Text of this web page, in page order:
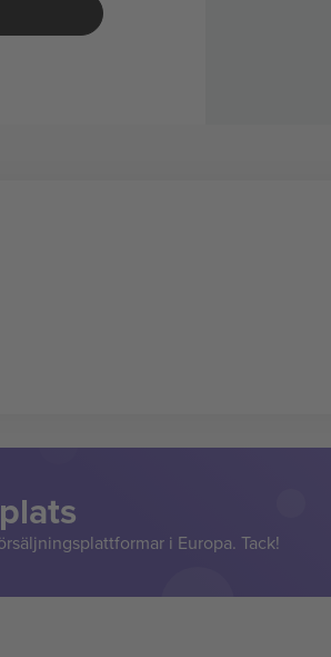
i Europa. Tack!